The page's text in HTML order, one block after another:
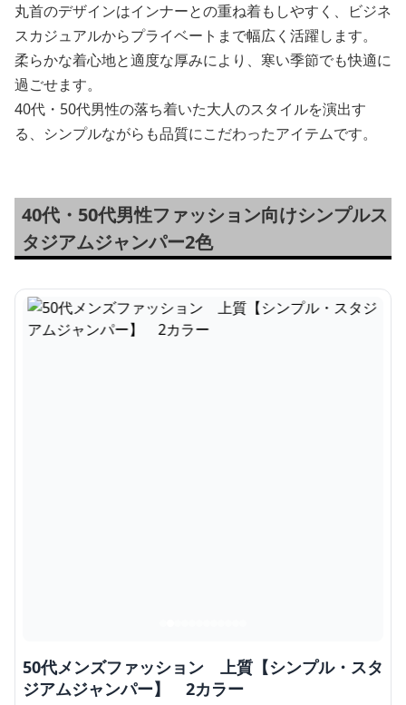
丸首のデザインはインナーとの重ね着もしやすく、ビジネ
スカジュアルからプライベートまで幅広く活躍します。
柔らかな着心地と適度な厚みにより、寒い季節でも快適に
過ごせます。
40代・50代男性の落ち着いた大人のスタイルを演出す
る、シンプルながらも品質にこだわったアイテムです。
40代・50代男性ファッション向けシンプルス
タジアムジャンパー2色
50代メンズファッション 上質【シンプル・スタ
ジアムジャンパー】 2カラー